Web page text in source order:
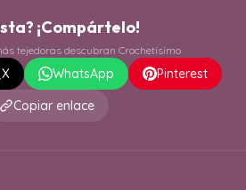
¡Compártelo!
tejedoras descubran Crochetísimo
X WhatsApp
Pinterest
Copiar enlace